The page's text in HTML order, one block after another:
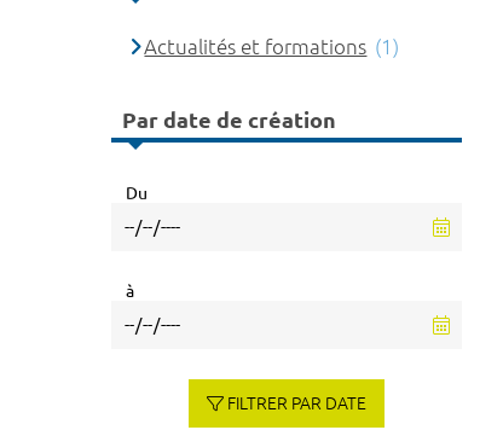
Actualités et formations (1)
Par date de création
Du
à
FILTRER PAR DATE